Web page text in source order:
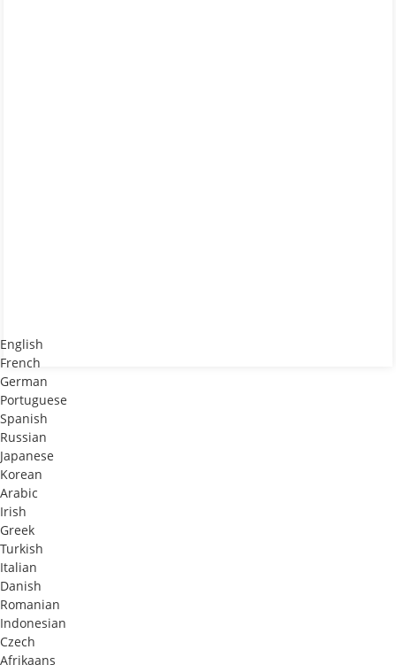
English
French
German
Portuguese
Spanish
Russian
Japanese
Korean
Arabic
Irish
Greek
Turkish
Italian
Danish
Romanian
Indonesian
Czech
Afrikaans